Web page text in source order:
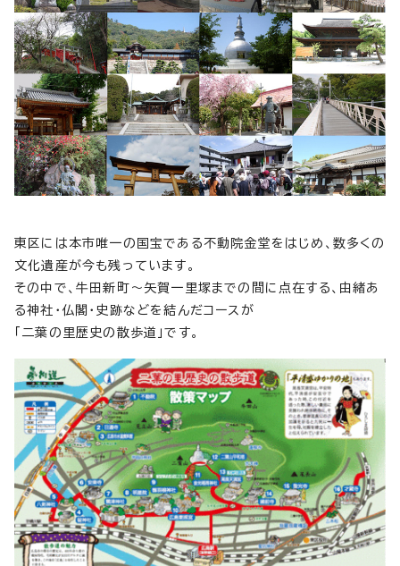
東区には本市唯一の国宝である不動院金堂をはじめ、数多くの
文化遺産が今も残っています。
その中で、牛田新町～矢賀一里塚までの間に点在する、由緒あ
る神社・仏閣・史跡などを結んだコースが
「二葉の里歴史の散歩道」です。